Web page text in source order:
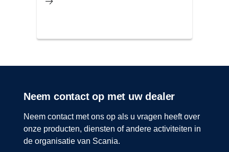
Neem contact op met uw dealer
Neem contact met ons op als u vragen heeft over
onze producten, diensten of andere activiteiten in
de organisatie van Scania.